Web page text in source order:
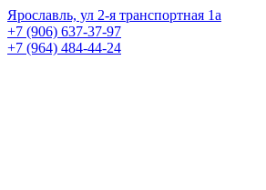
Ярославль, ул 2-я транспортная 1а
+7 (906) 637-37-97
+7 (964) 484-44-24